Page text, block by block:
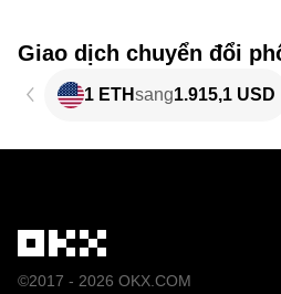
Giao dịch chuyển đổi
1 ETHsang1.915,1 USD
©2017 - 2026 OKX.COM